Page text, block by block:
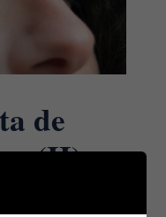
de
(II):
el